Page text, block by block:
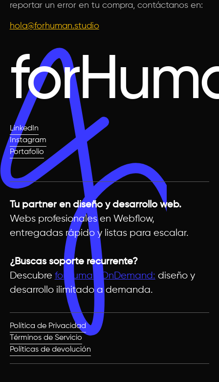
reportar un error en tu compra, contáctanos en:
hola@forhuman.studio
LinkedIn
Instagram
Portafolio
Tu partner en diseño y desarrollo web.
Webs profesionales en Webflow,
entregadas rápido y listas para escalar.
¿Buscas soporte recurrente?
Descubre forHuman OnDemand: diseño y
desarrollo ilimitado a demanda.
Política de Privacidad
Términos de Servicio
Políticas de devolución